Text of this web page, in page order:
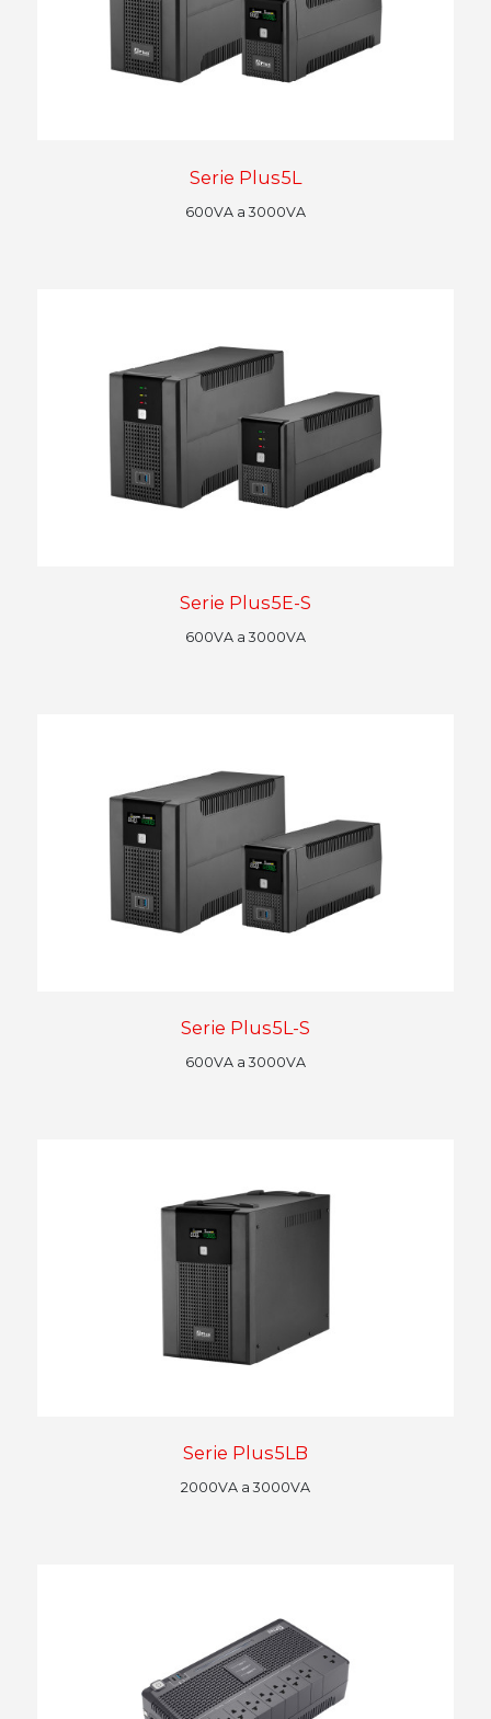
Serie Plus5L
600VA a 3000VA
Serie Plus5E-S
600VA a 3000VA
Serie Plus5L-S
600VA a 3000VA
Serie Plus5LB
2000VA a 3000VA